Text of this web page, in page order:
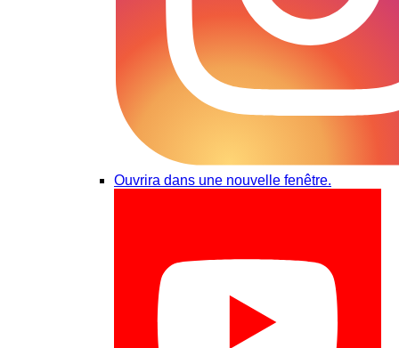
Ouvrira dans une nouvelle fenêtre.